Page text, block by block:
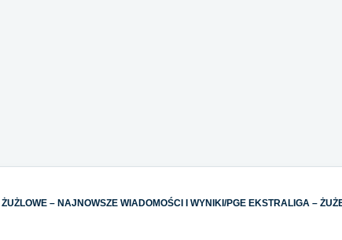
– NAJNOWSZE WIADOMOŚCI I WYNIKI /PGE EKSTRALIGA –